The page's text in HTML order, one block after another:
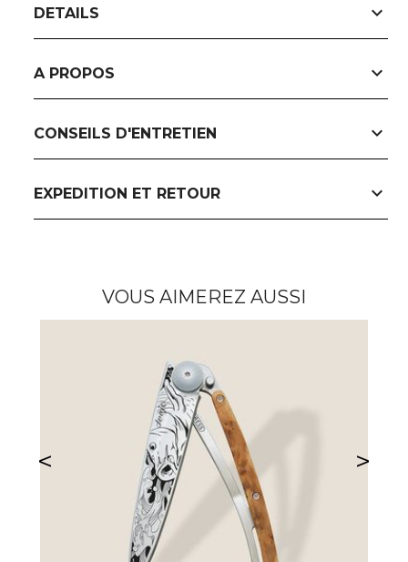
DETAILS expand_more
A PROPOS expand_more
CONSEILS D'ENTRETIEN expand_more
EXPEDITION ET RETOUR expand_more
VOUS AIMEREZ AUSSI
< >